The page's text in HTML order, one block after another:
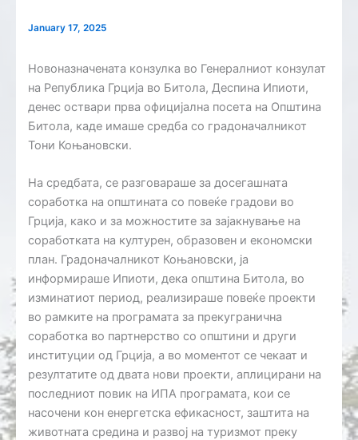
January 17, 2025
Новоназначената конзулка во Генералниот конзулат
на Република Грција во Битола, Деспина Ипиоти,
денес оствари прва официјална посета на Општина
Битола, каде имаше средба со градоначалникот
Тони Коњановски.
На средбата, се разговараше за досегашната
соработка на општината со повеќе градови во
Грција, како и за можностите за зајакнување на
соработката на културен, образовен и економски
план. Градоначалникот Коњановски, ја
информираше Ипиоти, дека општина Битола, во
изминатиот период, реализираше повеќе проекти
во рамките на програмата за прекугранична
соработка во партнерство со општини и други
институции од Грција, а во моментот се чекаат и
резултатите од двата нови проекти, аплицирани на
последниот повик на ИПА програмата, кои се
насочени кон енергетска ефикасност, заштита на
животната средина и развој на туризмот преку